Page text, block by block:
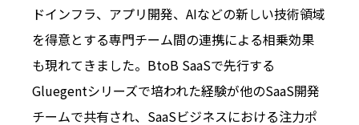
ドインフラ、アプリ開発、AIなどの新しい技術領域
を得意とする専門チーム間の連携による相乗効果
も現れてきました。BtoB SaaSで先行する
Gluegentシリーズで培われた経験が他のSaaS開発
チームで共有され、SaaSビジネスにおける注力ポ